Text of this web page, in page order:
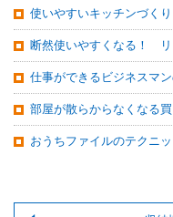
使いやすいキッチンづく
断然使いやすくなる！
仕事ができるビジネスマ
部屋が散らからなくなる
おうちファイルのテクニッ